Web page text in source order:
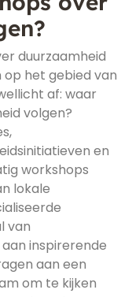
duurzaamheid
op het gebied van
af: waar
volgen?
en
workshops
lokale
van
inspirerende
aan een
om te kijken